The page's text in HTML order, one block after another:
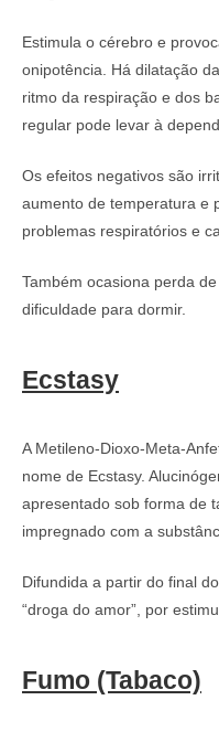
Estimula o cérebro e
onipotência. Há dilatação
ritmo da respiração e dos
regular pode levar à
Os efeitos negativos são
aumento de temperatura e
problemas respiratórios e
Também ocasiona perda
dificuldade para dormir.
Ecstasy
A Metileno-Dioxo-Meta-
nome de Ecstasy.
apresentado sob forma de
impregnado com a
Difundida a partir do final
“droga do amor”, por
Fumo (Tabaco)